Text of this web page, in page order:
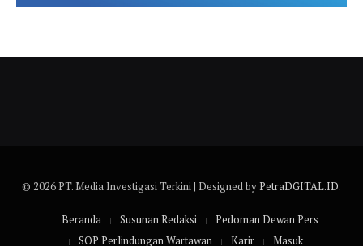
© 2026 PT. Media Investigasi Terkini | Designed byPetraDGITAL.ID.
Beranda Susunan Redaksi
Pedoman Dewan Pers
SOP Perlindungan Wartawan
Karir Masuk